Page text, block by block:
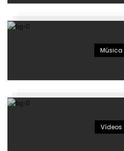
Música
Vídeos